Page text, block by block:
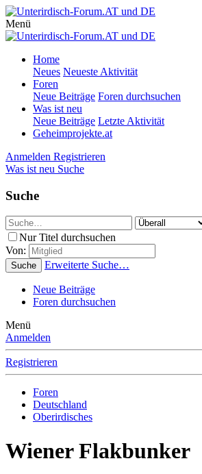
Menü
Home
Neues Neueste Aktivität
Foren
Neue Beiträge Foren durchsuchen
Was ist neu
Neue Beiträge Letzte Aktivität
Geheimprojekte.at
Anmelden Registrieren
Was ist neu Suche
Suche
Nur Titel durchsuchen
Von:
Suche Erweiterte Suche…
Neue Beiträge
Foren durchsuchen
Menü
Anmelden
Registrieren
Foren
Deutschland
Oberirdisches
Wiener Flakbunker